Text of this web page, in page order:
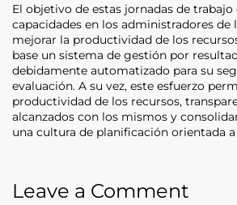
El objetivo de estas jornadas de trabajo
capacidades en los administradores de
mejorar la productividad de los
base un sistema de gestión por
debidamente automatizado para su
evaluación. A su vez, este esfuerzo
productividad de los recursos,
alcanzados con los mismos y
una cultura de planificación orientada
Leave a Comment